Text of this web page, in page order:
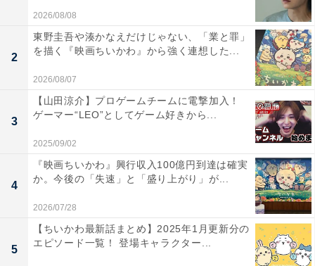
「プライム会員」なら便利でお得な特典が全部使
い放題！
2026/08/08
2
東野圭吾や湊かなえだけじゃない、「業と罪」
を描く『映画ちいかわ』から強く連想した...
2026/08/07
3
【山田涼介】プロゲームチームに電撃加入！
ゲーマー“LEO”としてゲーム好きから...
2025/09/02
4
『映画ちいかわ』興行収入100億円到達は確実
か。今後の「失速」と「盛り上がり」が...
2026/07/28
5
【ちいかわ最新話まとめ】2025年1月更新分の
エピソード一覧！ 登場キャラクター...